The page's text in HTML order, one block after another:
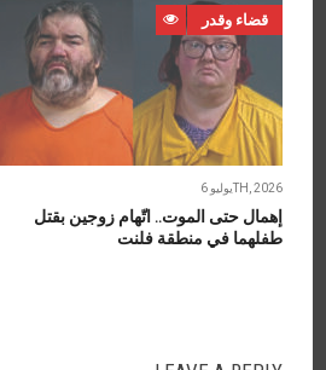
قضاء وقدر
يوليو 6TH, 2026
إهمال حتى الموت.. اتّهام زوجين بقتل
طفلهما في منطقة فلنت